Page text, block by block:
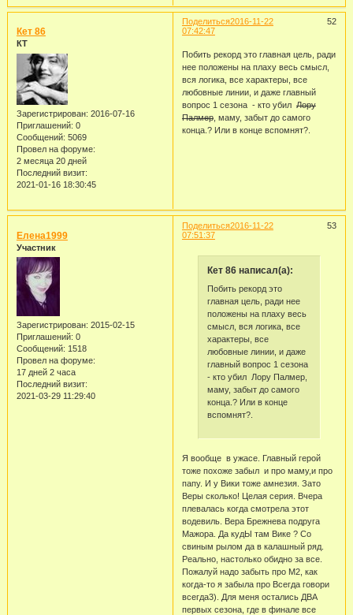
Поделиться 52
2016-11-22
07:42:47
Кет 86
КТ
Зарегистрирован: 2016-07-16
Приглашений: 0
Сообщений: 5069
Провел на форуме:
2 месяца 20 дней
Последний визит:
2021-01-16 18:30:45
Побить рекорд это главная цель, ради
нее положены на плаху весь смысл,
вся логика, все характеры, все
любовные линии, и даже главный
вопрос 1 сезона - кто убил Лору
Палмер, маму, забыт до самого
конца.? Или в конце вспомнят?.
Поделиться 53
2016-11-22
07:51:37
Елена1999
Участник
Зарегистрирован: 2015-02-15
Приглашений: 0
Сообщений: 1518
Провел на форуме:
17 дней 2 часа
Последний визит:
2021-03-29 11:29:40
Кет 86 написал(а):
Побить рекорд это
главная цель, ради нее
положены на плаху весь
смысл, вся логика, все
характеры, все
любовные линии, и даже
главный вопрос 1 сезона
- кто убил Лору Палмер,
маму, забыт до самого
конца.? Или в конце
вспомнят?.
Я вообще в ужасе. Главный герой
тоже похоже забыл и про маму,и про
папу. И у Вики тоже амнезия. Зато
Веры сколько! Целая серия. Вчера
плевалась когда смотрела этот
водевиль. Вера Брежнева подруга
Мажора. Да кудЫ там Вике ? Со
свиным рылом да в калашный ряд.
Реально, настолько обидно за все.
Пожалуй надо забыть про М2, как
когда-то я забыла про Всегда говори
всегда3). Для меня остались ДВА
первых сезона, где в финале все